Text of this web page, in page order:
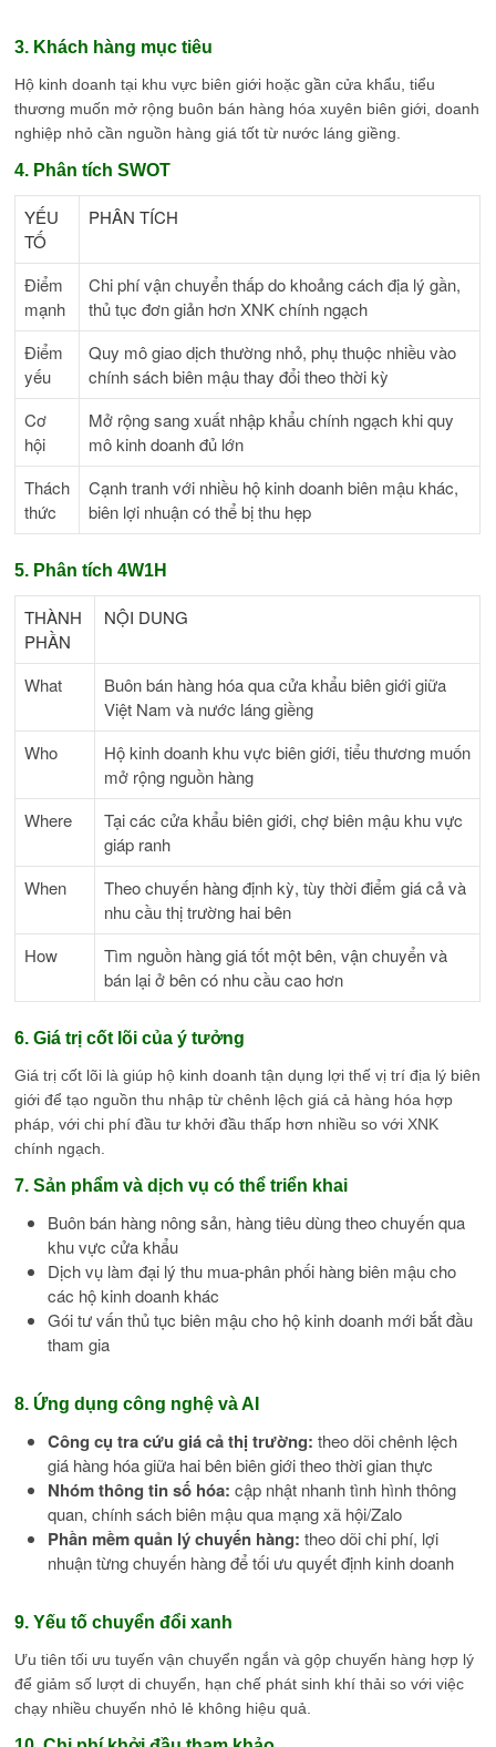
3. Khách hàng mục tiêu
Hộ kinh doanh tại khu vực biên giới hoặc gần cửa khẩu, tiểu
thương muốn mở rộng buôn bán hàng hóa xuyên biên giới, doanh
nghiệp nhỏ cần nguồn hàng giá tốt từ nước láng giềng.
4. Phân tích SWOT
YẾU
TỐ
PHÂN TÍCH
Điểm
mạnh
Chi phí vận chuyển thấp do khoảng cách địa lý gần,
thủ tục đơn giản hơn XNK chính ngạch
Điểm
yếu
Quy mô giao dịch thường nhỏ, phụ thuộc nhiều vào
chính sách biên mậu thay đổi theo thời kỳ
Cơ
hội
Mở rộng sang xuất nhập khẩu chính ngạch khi quy
mô kinh doanh đủ lớn
Thách
thức
Cạnh tranh với nhiều hộ kinh doanh biên mậu khác,
biên lợi nhuận có thể bị thu hẹp
5. Phân tích 4W1H
THÀNH
PHẦN
NỘI DUNG
What
Buôn bán hàng hóa qua cửa khẩu biên giới giữa
Việt Nam và nước láng giềng
Who
Hộ kinh doanh khu vực biên giới, tiểu thương muốn
mở rộng nguồn hàng
Where
Tại các cửa khẩu biên giới, chợ biên mậu khu vực
giáp ranh
When
Theo chuyến hàng định kỳ, tùy thời điểm giá cả và
nhu cầu thị trường hai bên
How
Tìm nguồn hàng giá tốt một bên, vận chuyển và
bán lại ở bên có nhu cầu cao hơn
6. Giá trị cốt lõi của ý tưởng
Giá trị cốt lõi là giúp hộ kinh doanh tận dụng lợi thế vị trí địa lý biên
giới để tạo nguồn thu nhập từ chênh lệch giá cả hàng hóa hợp
pháp, với chi phí đầu tư khởi đầu thấp hơn nhiều so với XNK
chính ngạch.
7. Sản phẩm và dịch vụ có thể triển khai
Buôn bán hàng nông sản, hàng tiêu dùng theo chuyến qua
khu vực cửa khẩu
Dịch vụ làm đại lý thu mua-phân phối hàng biên mậu cho
các hộ kinh doanh khác
Gói tư vấn thủ tục biên mậu cho hộ kinh doanh mới bắt đầu
tham gia
8. Ứng dụng công nghệ và AI
Công cụ tra cứu giá cả thị trường: theo dõi chênh lệch
giá hàng hóa giữa hai bên biên giới theo thời gian thực
Nhóm thông tin số hóa: cập nhật nhanh tình hình thông
quan, chính sách biên mậu qua mạng xã hội/Zalo
Phần mềm quản lý chuyến hàng: theo dõi chi phí, lợi
nhuận từng chuyến hàng để tối ưu quyết định kinh doanh
9. Yếu tố chuyển đổi xanh
Ưu tiên tối ưu tuyến vận chuyển ngắn và gộp chuyến hàng hợp lý
để giảm số lượt di chuyển, hạn chế phát sinh khí thải so với việc
chạy nhiều chuyến nhỏ lẻ không hiệu quả.